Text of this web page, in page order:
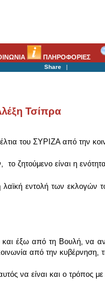
ΠΛΗΡΟΦΟΡΙΕΣ
Share |
Τσίπρα
του ΣΥΡΙΖΑ από την
ζητούμενο είναι η
λαϊκή εντολή των
έξω από τη Βουλή, να
από την
να είναι και ο